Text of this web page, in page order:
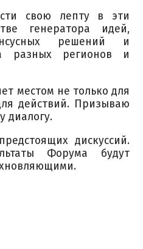
свою лепту в эти
генератора идей,
решений и
разных регионов и
местом не только для
действий. Призываю
диалогу.
дискуссий.
Форума будут